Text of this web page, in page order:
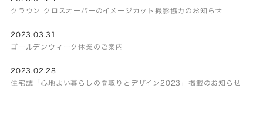
クラウン クロスオーバーのイメージカット撮影協力のお知らせ
2023.03.31
ゴールデンウィーク休業のご案内
2023.02.28
住宅誌「心地よい暮らしの間取りとデザイン2023」掲載のお知らせ